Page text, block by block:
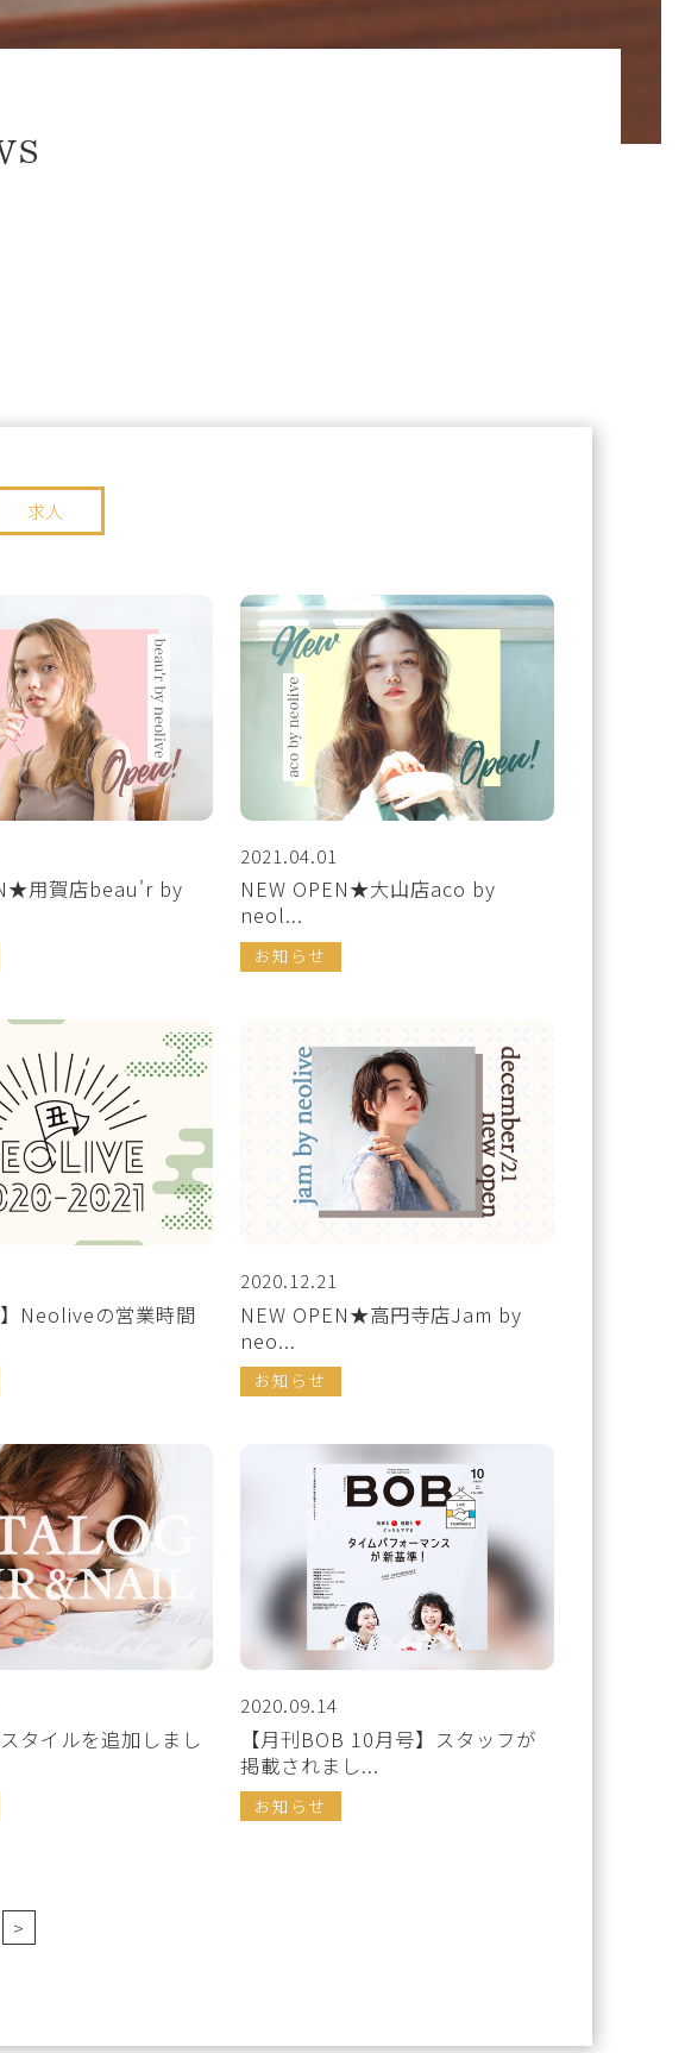
求人
用賀店beau'r by
2021.04.01
NEW OPEN★大山店aco by
neol...
お知らせ
】Neoliveの営業時間
2020.12.21
NEW OPEN★高円寺店Jam by
neo...
お知らせ
タイルを追加しまし
2020.09.14
【月刊BOB 10月号】スタッフが
掲載されまし...
お知らせ
>